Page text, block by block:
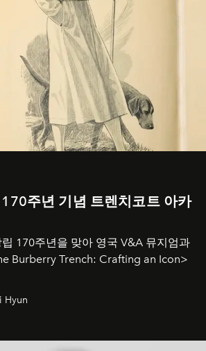
주년 기념 트렌치코트 아카
170주년을 맞아 영국 V&A 뮤지엄과
Burberry Trench: Crafting an Icon>
Hyun